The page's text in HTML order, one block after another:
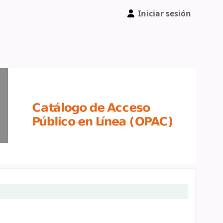
Iniciar sesión